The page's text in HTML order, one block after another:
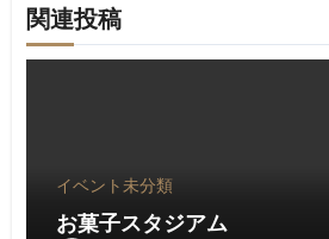
関連投稿
イベント未分類
お菓子スタジアム